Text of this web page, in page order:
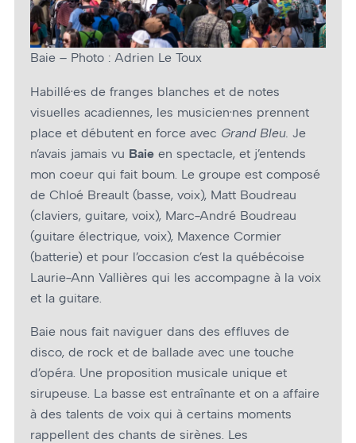
Baie – Photo : Adrien Le Toux
Habillé·es de franges blanches et de notes
visuelles acadiennes, les musicien·nes prennent
place et débutent en force avec Grand Bleu. Je
n’avais jamais vu Baie en spectacle, et j’entends
mon cœur qui fait boum. Le groupe est composé
de Chloé Breault (basse, voix), Matt Boudreau
(claviers, guitare, voix), Marc-André Boudreau
(guitare électrique, voix), Maxence Cormier
(batterie) et pour l’occasion c’est la québécoise
Laurie-Ann Vallières qui les accompagne à la voix
et la guitare.
Baie nous fait naviguer dans des effluves de
disco, de rock et de ballade avec une touche
d’opéra. Une proposition musicale unique et
sirupeuse. La basse est entraînante et on a affaire
à des talents de voix qui à certains moments
rappellent des chants de sirènes. Les